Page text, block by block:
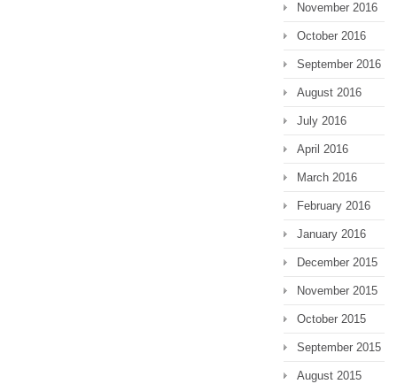
November 2016
October 2016
September 2016
August 2016
July 2016
April 2016
March 2016
February 2016
January 2016
December 2015
November 2015
October 2015
September 2015
August 2015